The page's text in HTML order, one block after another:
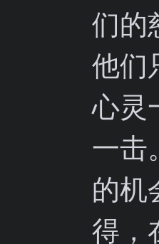
们的
他们
心灵
一击
的机
得，